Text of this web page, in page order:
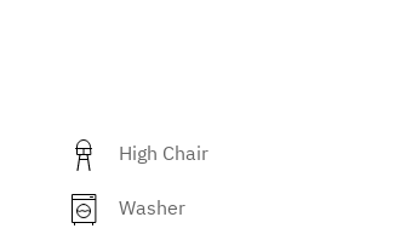
High Chair
Washer